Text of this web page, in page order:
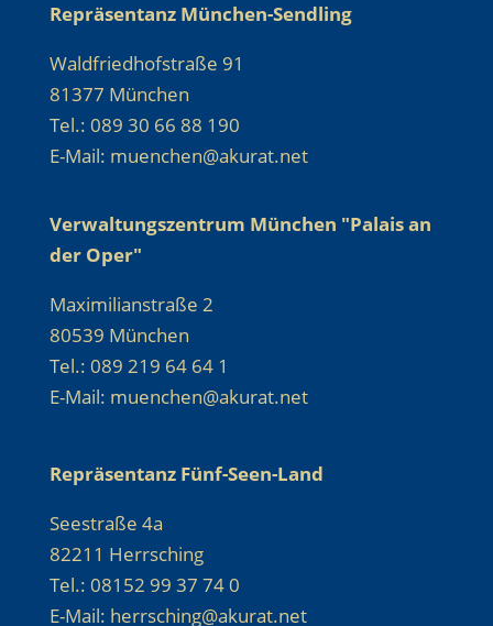
Repräsentanz München-Sendling
Waldfriedhofstraße 91
81377 München
Tel.: 089 30 66 88 190
E-Mail: muenchen@akurat.net
Verwaltungszentrum München "Palais an
der Oper"
Maximilianstraße 2
80539 München
Tel.: 089 219 64 64 1
E-Mail: muenchen@akurat.net
Repräsentanz Fünf-Seen-Land
Seestraße 4a
82211 Herrsching
Tel.: 08152 99 37 74 0
E-Mail: herrsching@akurat.net